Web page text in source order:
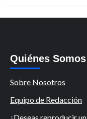
Quiénes Somos
Sobre Nosotros
Equipo de Redacción